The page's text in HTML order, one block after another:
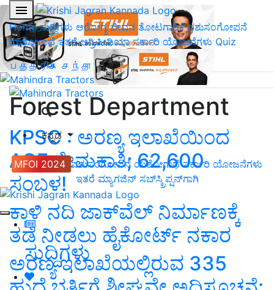
Home ಸುದ್ದಿಗಳು ಆರೋಗ್ಯ ಜೀವನ ತೋಟಗಾರಿಕೆಪಶುಸಂಗೋಪನೆ
ಯಶೋಗಾಥೆ ಇತರೆ ಅಗ್ರಿಪೀಡಿಯಾ ಸರ್ಕಾರಿ ಯೋಜನೆಗಳು Quiz
பத்திரிகை சந்தா
ಕನ್ನಡ
MFOI 2024 ಪಶುಸಂಗೋಪನೆ ಯಶೋಗಾಥೆ ಸರ್ಕಾರಿ ಯೋಜನೆಗಳು
ಇತರೆ ಮ್ಯಾಗಜಿನ್‌ ಸಬ್‌ಸ್ಕ್ರಿಪ್ಷನ್‌ಗಾಗಿ
ಸುದ್ದಿಗಳು
Forest Department
KPSC : ಅರಣ್ಯ ಇಲಾಖೆಯಿಂದ
ACF ನೇಮಕಾತಿ; 62,600
ಸಂಬಳ!
ಕಾಳಿ ನದಿ ಜಾಕ್‌ವೆಲ್‌ ನಿರ್ಮಾಣಕ್ಕೆ
ತಡೆ ನೀಡಲು ಹೈಕೋರ್ಟ್‌ ನಕಾರ
ಅರಣ್ಯ ಇಲಾಖೆಯಲ್ಲಿರುವ 335